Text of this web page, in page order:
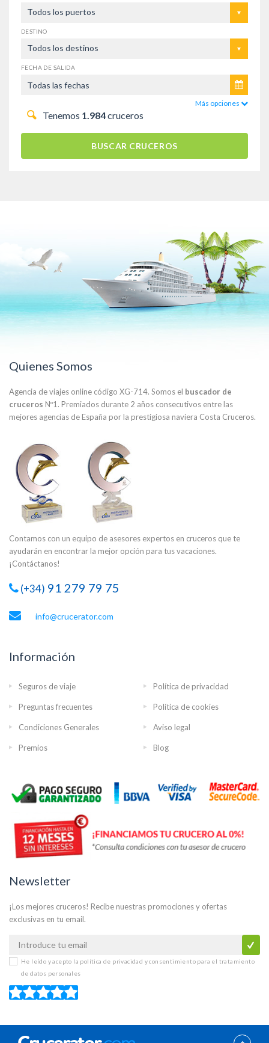
Todos los puertos
DESTINO
Todos los destinos
FECHA DE SALIDA
Más opciones
Tenemos 1.984cruceros
BUSCAR CRUCEROS
Quienes Somos
Agencia de viajes online código XG-714. Somos el buscador de
cruceros Nº1. Premiados durante 2 años consecutivos entre las
mejores agencias de España por la prestigiosa naviera Costa Cruceros.
Contamos con un equipo de asesores expertos en cruceros que te
ayudarán en encontrar la mejor opción para tus vacaciones.
¡Contáctanos!
(+34) 91 279 79 75
info@crucerator.com
Información
Seguros de viaje Política de privacidad
Preguntas frecuentes Política de cookies
Condiciones Generales Aviso legal
Premios Blog
Newsletter
¡Los mejores cruceros! Recibe nuestras promociones y ofertas
exclusivas en tu email.
He leído y acepto la política de privacidad y consentimiento para el tratamiento
de datos personales